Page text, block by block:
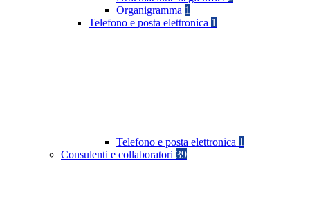
Organigramma 1
Telefono e posta elettronica 1
Telefono e posta elettronica 1
Consulenti e collaboratori 39